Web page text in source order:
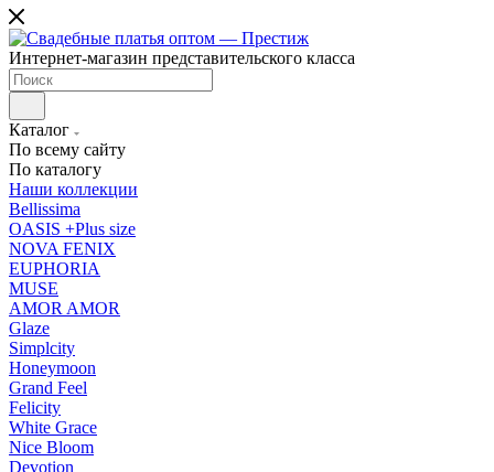
Интернет-магазин представительского класса
Каталог
По всему сайту
По каталогу
Наши коллекции
Bellissima
OASIS +Plus size
NOVA FENIX
EUPHORIA
MUSE
AMOR AMOR
Glaze
Simplcity
Honeymoon
Grand Feel
Felicity
White Grace
Nice Bloom
Devotion